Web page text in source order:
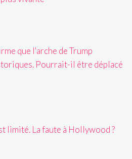
que l'arche de Trump
Pourrait-il être déplacé
limité. La faute à Hollywood ?